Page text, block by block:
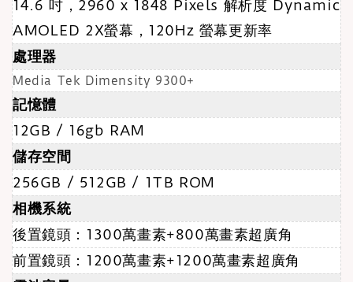
14.6 吋，2960 x 1848 Pixels 解析度 Dynamic
AMOLED 2X螢幕，120Hz 螢幕更新率
處理器
Media Tek Dimensity 9300+
記憶體
12GB / 16gb RAM
儲存空間
256GB / 512GB / 1TB ROM
相機系統
後置鏡頭：1300萬畫素+800萬畫素超廣角
前置鏡頭：1200萬畫素+1200萬畫素超廣角